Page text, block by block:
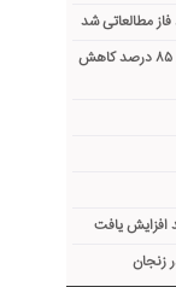
مطالعاتی شد
میزان آتش‌سوزی‌ها در عرصه‌های طبیعی زنجان ۸۵ درصد کاهش